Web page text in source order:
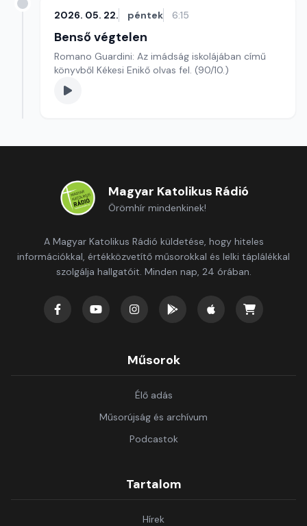
2026. 05. 22. péntek 6:15
Benső végtelen
Romano Guardini: Az imádság iskolájában című
könyvből Kékesi Enikő olvas fel. (90/10.)
Magyar Katolikus Rádió
Örömhír mindenkinek!
A Magyar Katolikus Rádió küldetése, hogy hiteles
információkkal, értékközvetítő műsorokkal és lelki táplálékkal
szolgálja hallgatóit. Minden nap, 24 órában.
Műsorok
Élő adás
Műsorújság és archívum
Podcastok
Tartalom
Hírek